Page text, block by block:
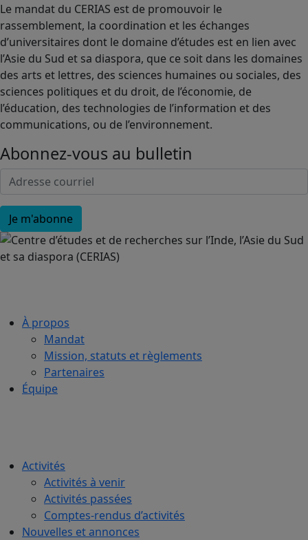
Le mandat du CERIAS est de promouvoir le
rassemblement, la coordination et les échanges
d’universitaires dont le domaine d’études est en lien avec
l’Asie du Sud et sa diaspora, que ce soit dans les domaines
des arts et lettres, des sciences humaines ou sociales, des
sciences politiques et du droit, de l’économie, de
l’éducation, des technologies de l’information et des
communications, ou de l’environnement.
Abonnez-vous au bulletin
À propos
Mandat
Mission, statuts et règlements
Partenaires
Équipe
Activités
Activités à venir
Activités passées
Comptes-rendus d’activités
Nouvelles et annonces